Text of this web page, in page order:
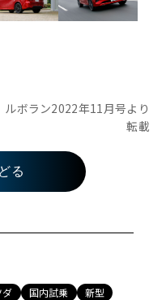
ボラン2022年11月号より
転載
る
ダ 国内試乗
新型